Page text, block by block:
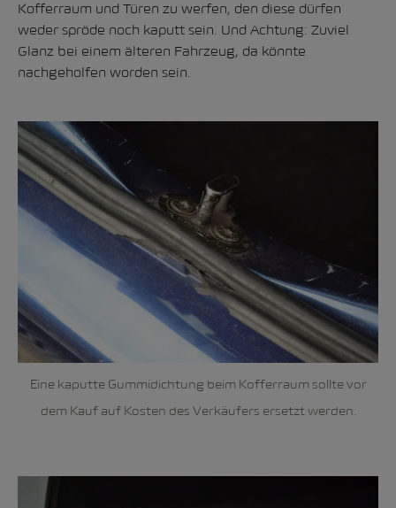
Kofferraum und Türen zu werfen, den diese dürfen
weder spröde noch kaputt sein. Und Achtung: Zuviel
Glanz bei einem älteren Fahrzeug, da könnte
nachgeholfen worden sein.
Eine kaputte Gummidichtung beim Kofferraum sollte vor
dem Kauf auf Kosten des Verkäufers ersetzt werden.